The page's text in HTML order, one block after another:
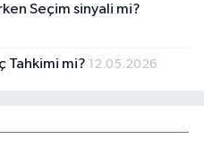
Seçim sinyali mi?
Tahkimi mi? 12.05.2026